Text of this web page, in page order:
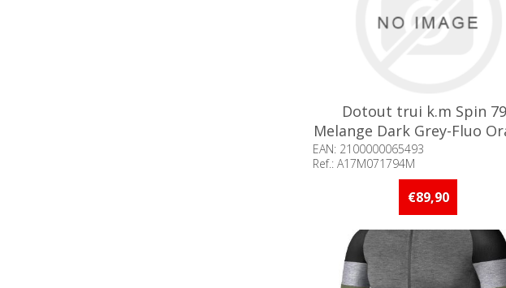
Dotout trui k.m Spin
Melange Dark Grey-Fluo
China Blue / M°
EAN: 2100000065493
Ref.: A17M071794M
Beschikbaarheid:: Minder dan 5
€89,90